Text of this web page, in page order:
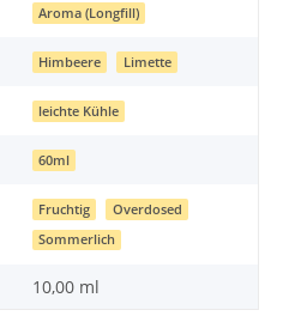
Aroma (Longfill)
Himbeere Limette
leichte Kühle
60ml
Fruchtig
Overdosed
Sommerlich
10,00 ml